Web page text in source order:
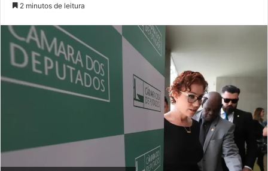
2 minutos de leitura